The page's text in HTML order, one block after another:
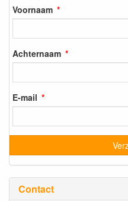
Voornaam
Achternaam
E-mail
Contact